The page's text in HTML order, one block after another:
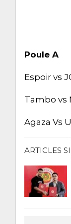
Poule A
Espoir vs
Tambo vs
Agaza Vs
ARTICLES